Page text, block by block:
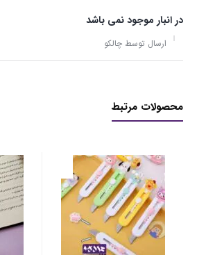
در انبار موجود نمی باشد
ارسال توسط چالکو
محصولات مرتبط